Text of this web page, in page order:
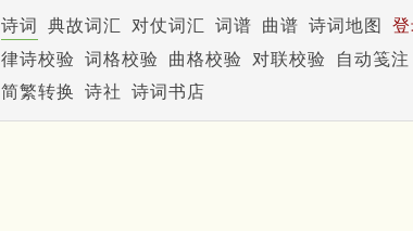
诗词 典故词汇 对仗词汇 词谱 曲谱 诗词地图
律诗校验 词格校验 曲格校验 对联校验
自动笺注
简繁转换 诗社 诗词书店